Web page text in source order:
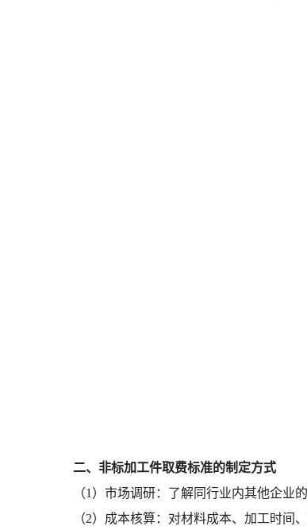
二、非标加工件取费标准的制定方式
（1）市场调研：了解同行业内其他企业
（2）成本核算：对材料成本、加工时间